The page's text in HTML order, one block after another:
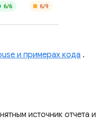
и примерах кода .
источник отчета и